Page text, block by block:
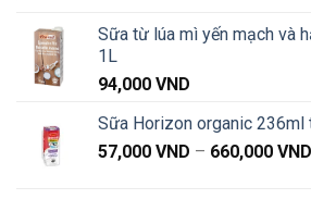
Sữa từ lúa mì yến mạch và
1L
94,000 VND
Sữa Horizon organic 236ml
57,000 VND – 660,000 VND